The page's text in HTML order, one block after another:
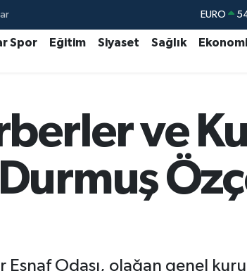
STERLİN
GRAM ALTIN
DOLAR
Spor Eğitim Siyaset Sağlık Ekonomi
ve
Odası, olağan genel